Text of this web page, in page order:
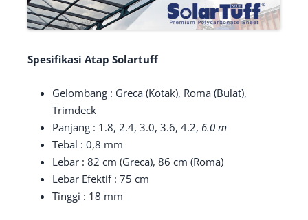
Spesifikasi Atap Solartuff
Gelombang : Greca (Kotak), Roma (Bulat),
Trimdeck
Panjang : 1.8, 2.4, 3.0, 3.6, 4.2, 6.0 m
Tebal : 0,8 mm
Lebar : 82 cm (Greca), 86 cm (Roma)
Lebar Efektif : 75 cm
Tinggi : 18 mm